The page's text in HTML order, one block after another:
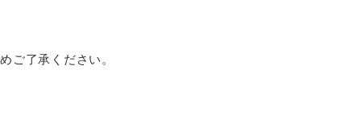
ご了承ください。